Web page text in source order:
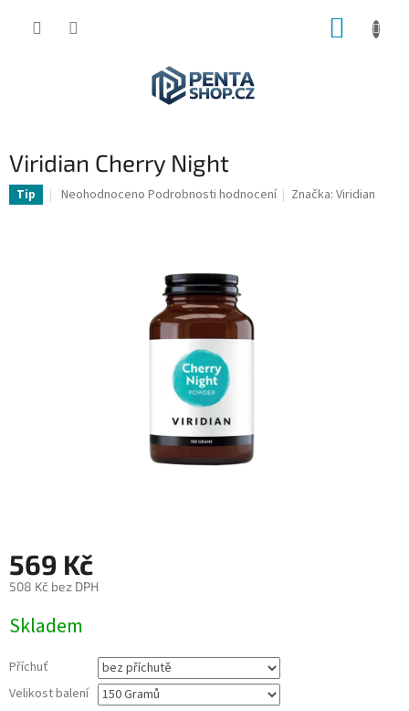
Viridian Cherry Night
Tip
Průměrné
Neohodnoceno Podrobnosti hodnocení Značka:Viridian
569 Kč
508 Kč bez DPH
cena:
Skladem
Příchuť
Velikost balení